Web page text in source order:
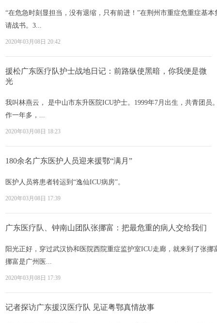
“在危急时刻显担当，没有退缩，只有前进！”在荆州市重症危重症基
请战书。3...
2020年03月08日 20:42
援松广东医疗队护士战地日记：前路纵使黑暗，你我便是微
光
我叫林燕云， 是中山市东升医院ICU护士。1999年7月出生，共青团
作一年多，...
2020年03月08日 18:23
180余名广东医护人员迎来援鄂“满月”
医护人员将患者转运到“逸仙ICU病房”。
2020年03月08日 17:39
广东医疗队、钟南山团队张挪富：把最危重的病人交给我们
阳光正好，穿过武汉协和医院西院重症监护室ICU走廊，就来到了张
挪富是广州医...
2020年03月08日 17:39
记者探访广东援汉医疗队 见证粤鄂真情故事